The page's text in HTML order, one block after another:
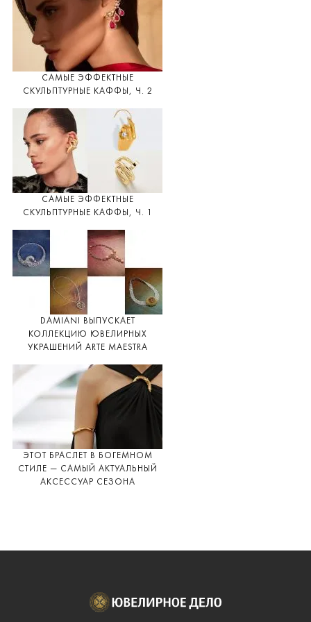
САМЫЕ ЭФФЕКТНЫЕ
СКУЛЬПТУРНЫЕ КАФФЫ, Ч. 2
САМЫЕ ЭФФЕКТНЫЕ
СКУЛЬПТУРНЫЕ КАФФЫ, Ч. 1
DAMIANI ВЫПУСКАЕТ
КОЛЛЕКЦИЮ ЮВЕЛИРНЫХ
УКРАШЕНИЙ ARTE MAESTRA
ЭТОТ БРАСЛЕТ В БОГЕМНОМ
СТИЛЕ — САМЫЙ АКТУАЛЬНЫЙ
АКСЕССУАР СЕЗОНА